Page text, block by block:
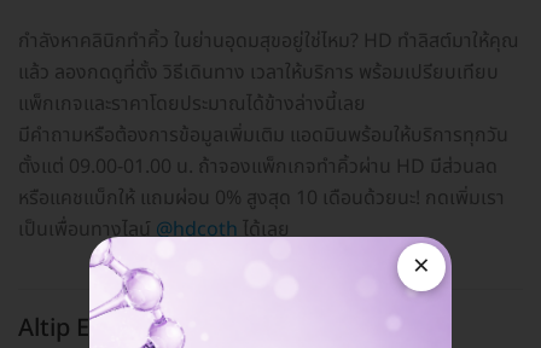
กำลังหาคลินิกทำคิ้ว ในย่านอุดมสุขอยู่ใช่ไหม? HD ทำลิสต์มาให้คุณ
แล้ว ลองกดดูที่ตั้ง วิธีเดินทาง เวลาให้บริการ พร้อมเปรียบเทียบ
แพ็กเกจและราคาโดยประมาณได้ข้างล่างนี้เลย
มีคำถามหรือต้องการข้อมูลเพิ่มเติม แอดมินพร้อมให้บริการทุกวัน
ตั้งแต่ 09.00-01.00 น. ถ้าจองแพ็กเกจทำคิ้วผ่าน HD มีส่วนลด
หรือแคชแบ็กให้ แถมผ่อน 0% สูงสุด 10 เดือนด้วยนะ! กดเพิ่มเรา
เป็นเพื่อนทางไลน์@hdcothได้เลย
Altip Eyelash อุดมสุข
×